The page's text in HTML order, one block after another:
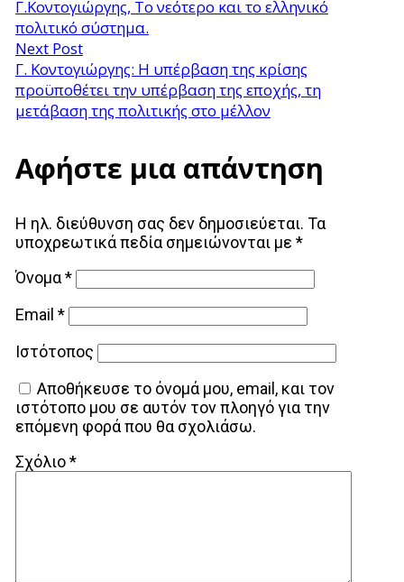
Γ.Κοντογιώργης, Το νεότερο και το ελληνικό
πολιτικό σύστημα.
Next Post
Γ. Κοντογιώργης: Η υπέρβαση της κρίσης
προϋποθέτει την υπέρβαση της εποχής, τη
μετάβαση της πολιτικής στο μέλλον
Αφήστε μια απάντηση
Η ηλ. διεύθυνση σας δεν δημοσιεύεται. Τα
υποχρεωτικά πεδία σημειώνονται με *
Όνομα*
Email *
Ιστότοπος
Αποθήκευσε το όνομά μου, email, και τον
ιστότοπο μου σε αυτόν τον πλοηγό για την
επόμενη φορά που θα σχολιάσω.
Σχόλιο*